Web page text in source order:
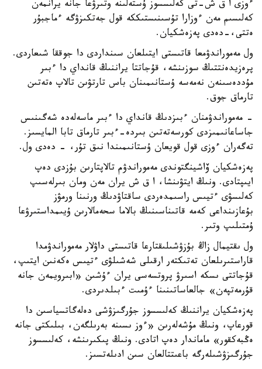
ءوزى ا ق ش-تى كەلىسسوز ۇستەلىنە وتىرۋعا جانە يرانمەن
كەلىسىم مەن ءوزارا تۇسىنىستىككە قول جەتكىزۋگە ءماجبۇر
ەتتى،-دەدى پەزەشكيان.
ول مەموراندۋمعا قاتىستى ايتىلعان سىنداردى دا جوققا شىعاردى.
پرەزيدەنتتىڭ سوزىنشە، قۇجاتتا يراننىڭ قانداي دا ءبىر
مۇددەسىنەن نەمەسە ۇستانىمىنان باس تارتۋىن تالاپ ەتەتىن
تارماق جوق.
- مەموراندۋمنان ءبىزدىڭ قانداي دا ءبىر ماسەلەدە شەگىنىس
جاساعانىمىزدى كورسەتەتىن بىردە-ءبىر تارماق تابا المايسىز.
تەگەران ءوزى قول قويعان ۇستانىمىندا نىق تۇر، - دەدى ول.
پەزەشكيان ۆاشينگتوندى مەموراندۋم تالاپتارىن بۇزدى دەپ
ايىپتادى. ونىڭ ايتۋىنشا، ا ق ش يران مەن ومان بىرلەسىپ
كەلىسۋى ءتيىس راسىمدەردى ساقتاۋدىڭ ورنىنا ورمۋز
بۇعازىنداعى كەمە قاتىناسىنىڭ بالاما سحەمالارىن ۇيىمداستىرۋعا
ۇمتىلىپ وتىر.
ول ىقتيمال زاڭ بۇزۋشىلىقتارعا قاتىستى داۋلار مەموراندۋمدا
قاراستىرىلعان تەتىكتەر ارقىلى شەشىلۋى ءتيىس ەكەنىن ايتىپ،
قۇجاتتى ىسكە اسىرۋ پروتسەسى يران ءۇشىن «ابىرويمەن جانە
قۇرمەتپەن» جالعاساتىنىنا ءۇمىت ءبىلدىردى.
پەزەشكيان يراننىڭ كەلىسسوز جۇرگىزۋشى دەلەگاتسياسىن دا
قورعاپ، ونىڭ مۇشەلەرىن «ءوز ىسىنە بەرىلگەن، بىلىكتى جانە
ەڭبەكقور» ماماندار دەپ اتادى. ونىڭ پىكىرىنشە، كەلىسسوز
جۇرگىزۋشىلەرگە باعىتتالعان سىن ادىلەتسىز.